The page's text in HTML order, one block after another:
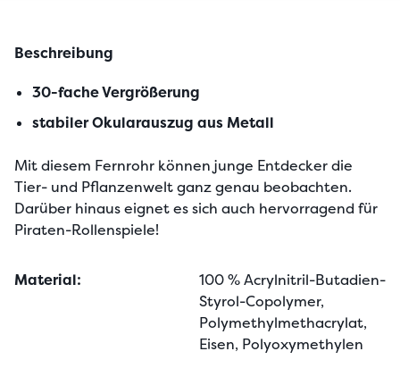
Beschreibung
30-fache Vergrößerung
stabiler Okularauszug aus Metall
Mit diesem Fernrohr können junge Entdecker die
Tier- und Pflanzenwelt ganz genau beobachten.
Darüber hinaus eignet es sich auch hervorragend für
Piraten-Rollenspiele!
Material:
100 % Acrylnitril-Butadien-
Styrol-Copolymer,
Polymethylmethacrylat,
Eisen, Polyoxymethylen